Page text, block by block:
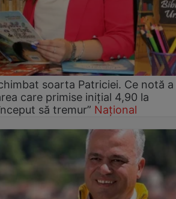
soarta Patriciei. Ce notă a
care primise inițial 4,90 la
să tremur” Național